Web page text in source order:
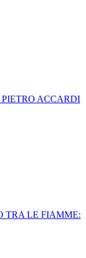
ACCARDI
TRA LE FIAMME: